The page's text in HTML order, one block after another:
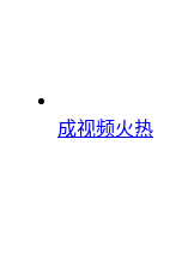
成视频火热